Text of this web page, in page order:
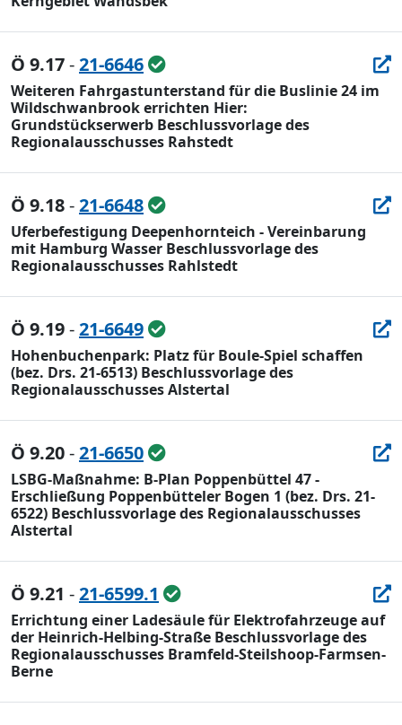
Ö 9.17-21-6646
Weiteren Fahrgastunterstand für die Buslinie 24 im
Wildschwanbrook errichten Hier:
Grundstückserwerb Beschlussvorlage des
Regionalausschusses Rahstedt
Ö 9.18-21-6648
Uferbefestigung Deepenhornteich - Vereinbarung
mit Hamburg Wasser Beschlussvorlage des
Regionalausschusses Rahlstedt
Ö 9.19-21-6649
Hohenbuchenpark: Platz für Boule-Spiel schaffen
(bez. Drs. 21-6513) Beschlussvorlage des
Regionalausschusses Alstertal
Ö 9.20-21-6650
LSBG-Maßnahme: B-Plan Poppenbüttel 47 -
Erschließung Poppenbütteler Bogen 1 (bez. Drs. 21-
6522) Beschlussvorlage des Regionalausschusses
Alstertal
Ö 9.21 -21-6599.1
Errichtung einer Ladesäule für Elektrofahrzeuge auf
der Heinrich-Helbing-Straße Beschlussvorlage des
Regionalausschusses Bramfeld-Steilshoop-Farmsen-
Berne